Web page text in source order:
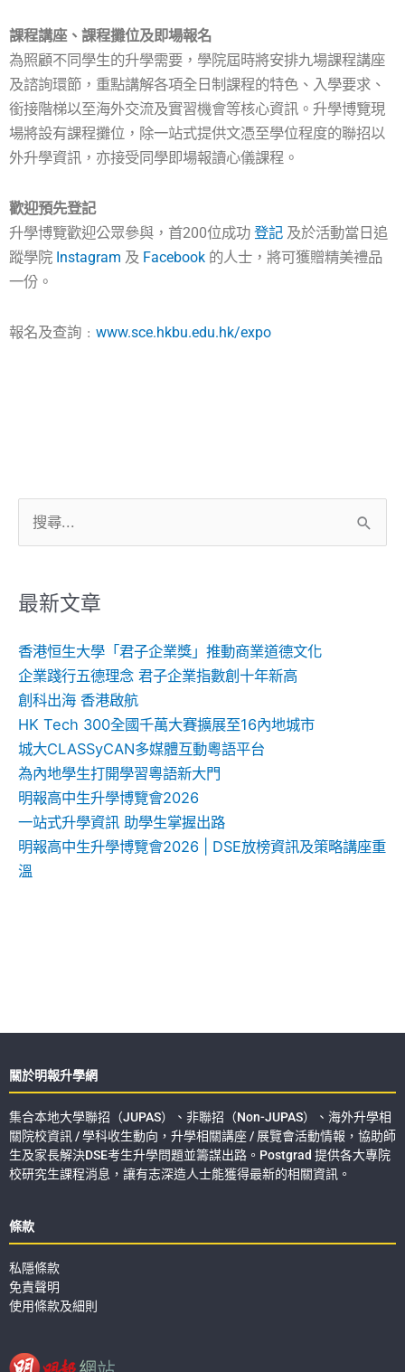
課程講座、課程攤位及即場報名
為照顧不同學生的升學需要，學院屆時將安排九場課程講座
及諮詢環節，重點講解各項全日制課程的特色、入學要求、
銜接階梯以至海外交流及實習機會等核心資訊。升學博覽現
場將設有課程攤位，除一站式提供文憑至學位程度的聯招以
外升學資訊，亦接受同學即場報讀心儀課程。
歡迎預先登記
升學博覽歡迎公眾參與，首200位成功 登記 及於活動當日追
蹤學院 Instagram 及 Facebook 的人士，將可獲贈精美禮品
一份。
報名及查詢﹕ www.sce.hkbu.edu.hk/expo
尋
鍵
最新文章
香港恒生大學「君子企業獎」推動商業道德文化
企業踐行五德理念 君子企業指數創十年新高
創科出海 香港啟航
HK Tech 300全國千萬大賽擴展至16內地城市
城大CLASSyCAN多媒體互動粵語平台
為內地學生打開學習粵語新大門
明報高中生升學博覽會2026
一站式升學資訊 助學生掌握出路
明報高中生升學博覽會2026 | DSE放榜資訊及策略講座重
溫
關於明報升學網
集合本地大學聯招（JUPAS）、非聯招（Non-JUPAS）、海外升學相
關院校資訊 / 學科收生動向，升學相關講座 / 展覽會活動情報，協助師
生及家長解決DSE考生升學問題並籌謀出路。Postgrad 提供各大專院
校研究生課程消息，讓有志深造人士能獲得最新的相關資訊。
條款
私隱條款
免責聲明
使用條款及細則